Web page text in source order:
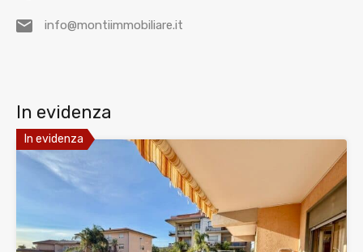
info@montiimmobiliare.it
In evidenza
In evidenza